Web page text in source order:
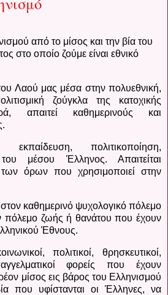
από το μίσος και την βία του
στο οποίο ζούμε είναι εθνικό
Λαού μας μέσα στην πολυεθνική,
ζούγκλα της κατοχικής
απαιτεί καθημερινούς και
εκπαίδευση, πολιτικοποίηση,
του μέσου Έλληνος. Απαιτείται
όρων που χρησιμοποιεί στην
καθημερινό ψυχολογικό πόλεμο
πόλεμο ζωής ή θανάτου που έχουν
Έθνους.
πολιτικοί, θρησκευτικοί,
φορείς που έχουν
μίσος εις βάρος του Ελληνισμού
που υφίστανται οι Έλληνες, να